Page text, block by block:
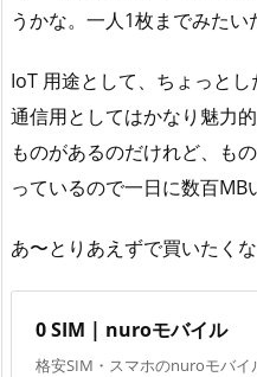
うかな。一人1枚までみたい
IoT 用途として、ちょっと
通信用としてはかなり魅力
ものがあるのだけれど、も
っているので一日に数百MB
あ〜とりあえずで買いたくな
0 SIM | nuroモバイル
格安SIM・スマホのnuroモバイ